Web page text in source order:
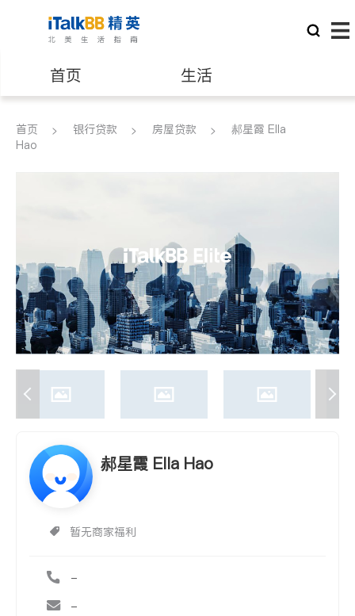
首页 生活
医生 律师
建筑装修
首页 银行贷款 房屋贷款
郝星霞 Ella
Hao
郝星霞 Ella Hao
暂无商家福利
-
-